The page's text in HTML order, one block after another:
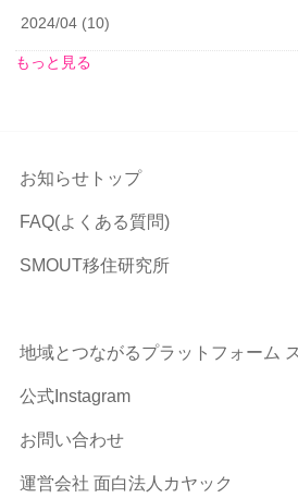
2024/04 (10)
もっと見る
お知らせトップ
FAQ(よくある質問)
SMOUT移住研究所
地域とつながるプラットフォーム
公式Instagram
お問い合わせ
運営会社 面白法人カヤック